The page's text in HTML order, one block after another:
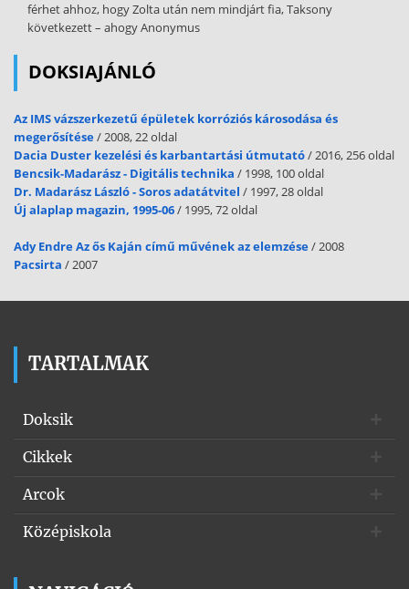
férhet ahhoz, hogy Zolta után nem mindjárt fia, Taksony
következett – ahogy Anonymus
DOKSIAJÁNLÓ
Az IMS vázszerkezetű épületek korróziós károsodása és
megerősítése/ 2008, 22 oldal
Dacia Duster kezelési és karbantartási útmutató/ 2016, 256 oldal
Bencsik-Madarász - Digitális technika / 1998, 100 oldal
Dr. Madarász László - Soros adatátvitel / 1997, 28 oldal
Új alaplap magazin, 1995-06/ 1995, 72 oldal
Ady Endre Az ős Kaján című művének az elemzése/ 2008
Pacsirta / 2007
TARTALMAK
Doksik
Cikkek
Arcok
Középiskola